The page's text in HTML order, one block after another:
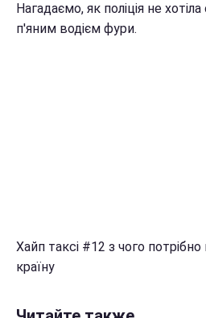
Нагадаємо, як поліція не
п'яним водієм фури.
Хайп таксі #12 з чого
країну